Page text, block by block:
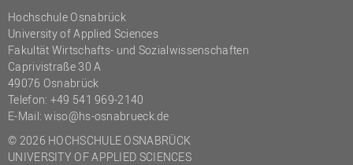
Hochschule Osnabrück
University of Applied Sciences
Fakultät Wirtschafts- und Sozialwissenschaften
Caprivistraße 30 A
49076 Osnabrück
Telefon: +49 541 969-2140
E-Mail:wiso@hs-osnabrueck.de
© 2026 HOCHSCHULE OSNABRÜCK
UNIVERSITY OF APPLIED SCIENCES